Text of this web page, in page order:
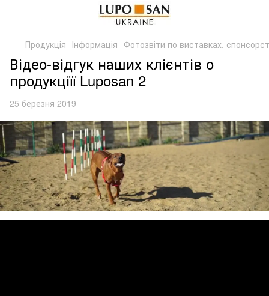
Продукція Інформація Фотозвіти по виставках,
Відео-відгук наших клієнтів о
продукціїї Luposan 2
25 березня 2019